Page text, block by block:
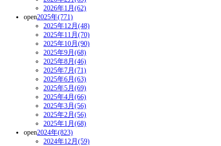
2026年1月(62)
open2025年(771)
2025年12月(48)
2025年11月(70)
2025年10月(90)
2025年9月(68)
2025年8月(46)
2025年7月(71)
2025年6月(63)
2025年5月(69)
2025年4月(66)
2025年3月(56)
2025年2月(56)
2025年1月(68)
open2024年(823)
2024年12月(59)